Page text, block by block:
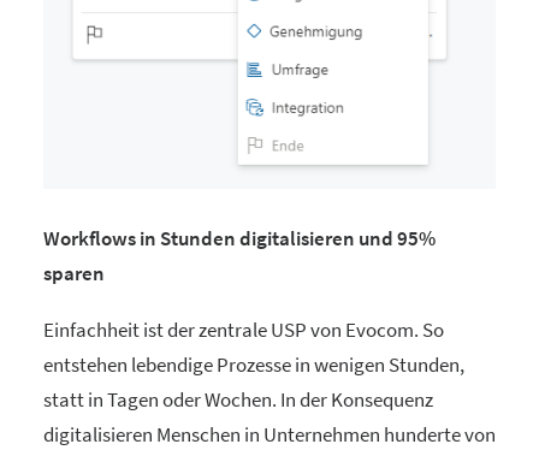
Workflows in Stunden digitalisieren und 95%
sparen
Einfachheit ist der zentrale USP von Evocom. So
entstehen lebendige Prozesse in wenigen Stunden,
statt in Tagen oder Wochen. In der Konsequenz
digitalisieren Menschen in Unternehmen hunderte von